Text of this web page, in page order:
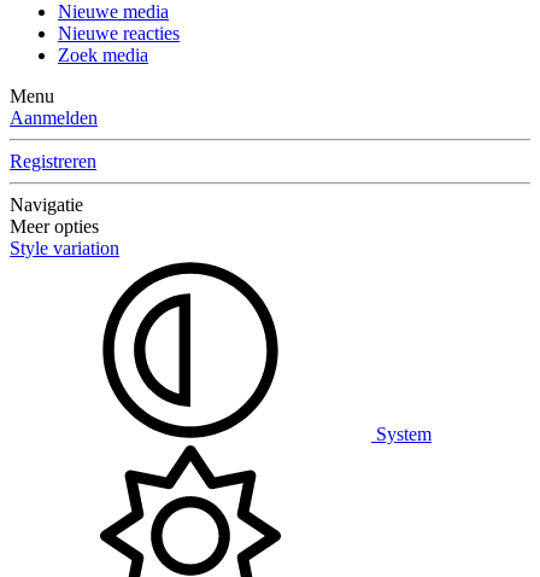
Nieuwe media
Nieuwe reacties
Zoek media
Menu
Aanmelden
Registreren
Navigatie
Meer opties
Style variation
System